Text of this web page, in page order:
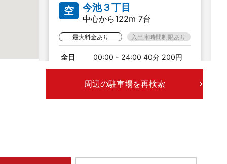
空 今池３丁目
中心から122m 7台
最大料金あり 入出庫時間制限あり
全日
00:00 - 24:00 40分 200円
円
中心から166m 11台
周辺の駐車場を再検索